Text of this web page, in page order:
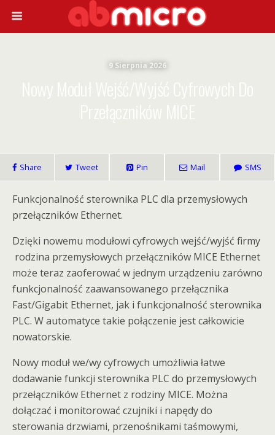
9 Sierpnia 2026
Share Tweet Pin Mail SMS
Funkcjonalność sterownika PLC dla przemysłowych
przełączników Ethernet.
Dzięki nowemu modułowi cyfrowych wejść/wyjść firmy
rodzina przemysłowych przełączników MICE Ethernet
może teraz zaoferować w jednym urządzeniu zarówno
funkcjonalność zaawansowanego przełącznika
Fast/Gigabit Ethernet, jak i funkcjonalność sterownika
PLC. W automatyce takie połączenie jest całkowicie
nowatorskie.
Nowy moduł we/wy cyfrowych umożliwia łatwe
dodawanie funkcji sterownika PLC do przemysłowych
przełączników Ethernet z rodziny MICE. Można
dołączać i monitorować czujniki i napędy do
sterowania drzwiami, przenośnikami taśmowymi,